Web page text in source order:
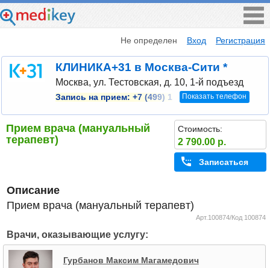
Не определен Вход Регистрация
КЛИНИКА+31 в Москва-Сити *
Москва, ул. Тестовская, д. 10, 1-й подъезд
Запись на прием: +7 (499) 1 Показать телефон
Прием врача (мануальный
терапевт)
Стоимость:
2 790.00 р.
Записаться
Описание
Прием врача (мануальный терапевт)
Арт.100874/Код 100874
Врачи, оказывающие услугу:
Гурбанов Максим Магамедович